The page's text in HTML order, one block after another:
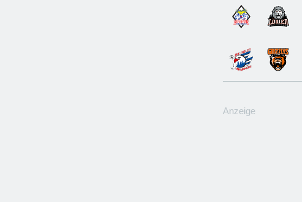
Anzeige